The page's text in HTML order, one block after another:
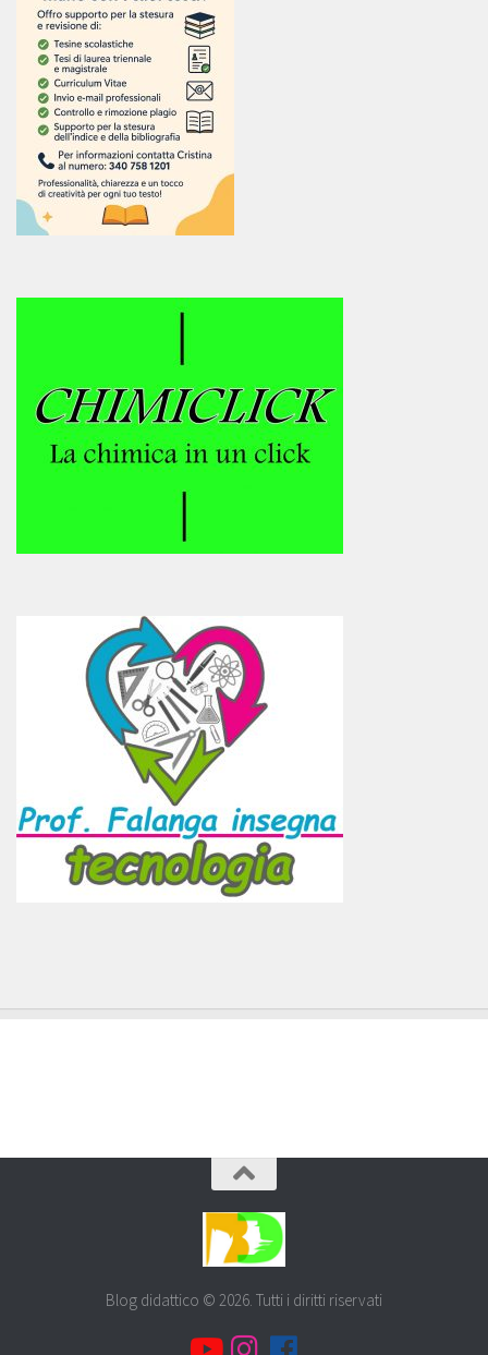
Blog didattico © 2026. Tutti i diritti riservati